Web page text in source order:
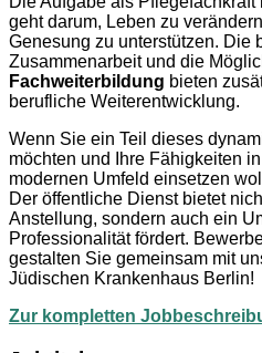
geht darum, Leben zu
Genesung zu unterstützen. Die
Zusammenarbeit und die
Fachweiterbildung bieten
berufliche Weiterentwicklung.
Wenn Sie ein Teil dieses
möchten und Ihre Fähigkeiten
modernen Umfeld einsetzen
Der öffentliche Dienst bietet
Anstellung, sondern auch ein
Professionalität fördert.
gestalten Sie gemeinsam mit
Jüdischen Krankenhaus Berlin!
Zur kompletten